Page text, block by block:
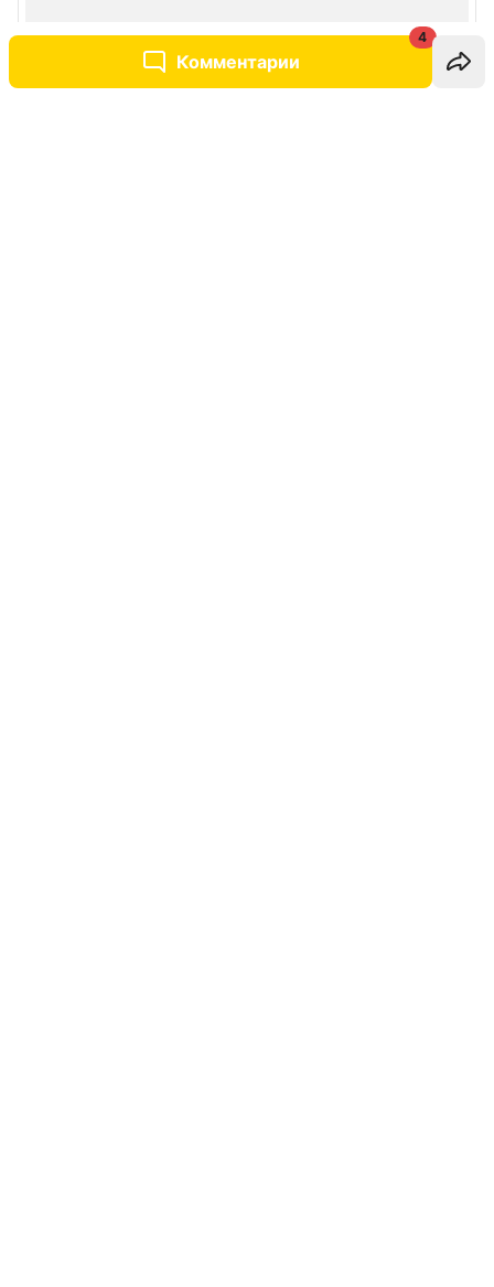
Комментарии
4